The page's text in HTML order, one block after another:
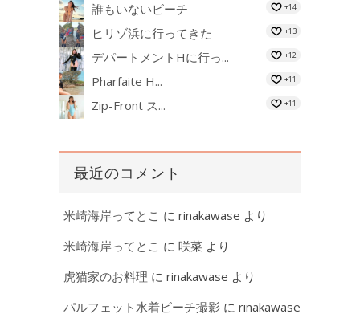
誰もいないビーチ +14
ヒリゾ浜に行ってきた +13
デパートメントHに行っ... +12
Pharfaite H... +11
Zip-Front ス... +11
最近のコメント
米崎海岸ってとこ に rinakawase より
米崎海岸ってとこ に 咲菜 より
虎猫家のお料理 に rinakawase より
パルフェット水着ビーチ撮影 に rinakawase